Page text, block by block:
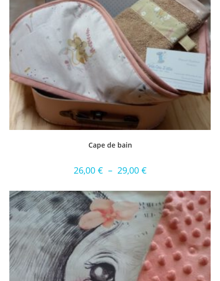
Cape de bain
26,00 € – 29,00 €